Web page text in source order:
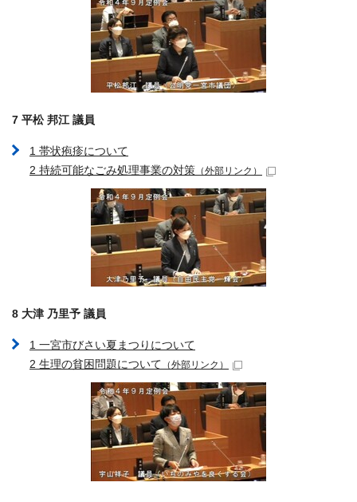
7 平松 邦江 議員
1 帯状疱疹について
2 持続可能なごみ処理事業の対策 （外部リンク）
8 大津 乃里予 議員
1 一宮市びさい夏まつりについて
2 生理の貧困問題について （外部リンク）